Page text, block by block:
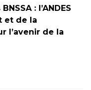
: l’ANDES
et de la
l’avenir de la